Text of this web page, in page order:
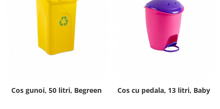
Cos gunoi, 50 litri, Begreen Cos cu pedala, 13 litri, Baby